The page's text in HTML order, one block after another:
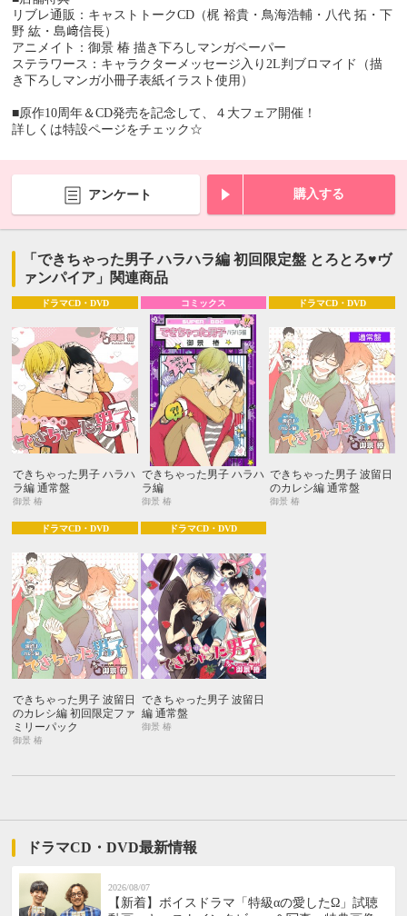
リブレ通販：キャストトークCD（梶 裕貴・鳥海浩輔・八代 拓・下
野 紘・島﨑信長）
アニメイト：御景 椿 描き下ろしマンガペーパー
ステラワース：キャラクターメッセージ入り2L判ブロマイド（描
き下ろしマンガ小冊子表紙イラスト使用）
■原作10周年＆CD発売を記念して、４大フェア開催！
詳しくは特設ページをチェック☆
アンケート 購入する
「できちゃった男子 ハラハラ編 初回限定盤 とろとろ♥ヴ
ァンパイア」関連商品
ドラマCD・DVD
できちゃった男子 ハラハ
ラ編 通常盤
御景 椿
コミックス
できちゃった男子 ハラハ
ラ編
御景 椿
ドラマCD・DVD
できちゃった男子 波留日
のカレシ編 通常盤
御景 椿
ドラマCD・DVD
できちゃった男子 波留日
のカレシ編 初回限定ファ
ミリーパック
御景 椿
ドラマCD・DVD
できちゃった男子 波留日
編 通常盤
御景 椿
ドラマCD・DVD最新情報
2026/08/07
【新着】ボイスドラマ「特級αの愛したΩ」試聴